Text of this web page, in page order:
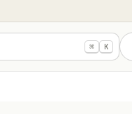
⌘ K